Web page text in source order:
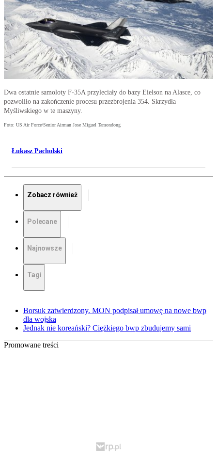
Dwa ostatnie samoloty F-35A przyleciały do bazy Eielson na Alasce, co
pozwoliło na zakończenie procesu przezbrojenia 354. Skrzydła
Myśliwskiego w te maszyny.
Foto: US Air Force/Senior Airman Jose Miguel Tamondong
Łukasz Pacholski
Zobacz również
Polecane
Najnowsze
Tagi
Borsuk zatwierdzony. MON podpisał umowę na nowe bwp
dla wojska
Jednak nie koreański? Ciężkiego bwp zbudujemy sami
Promowane treści